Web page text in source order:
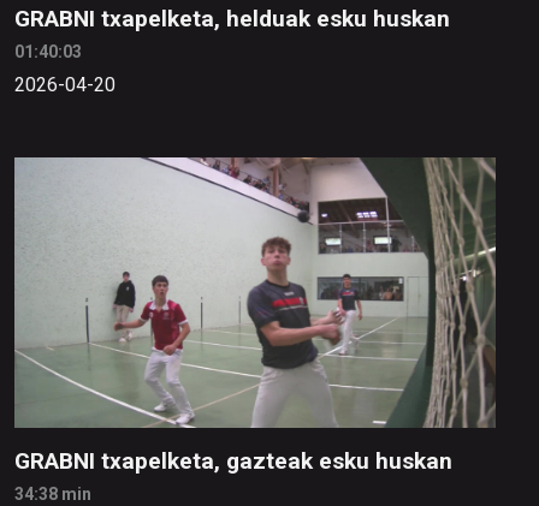
GRABNI txapelketa, helduak esku huskan
01:40:03
2026-04-20
GRABNI txapelketa, gazteak esku huskan
34:38 min